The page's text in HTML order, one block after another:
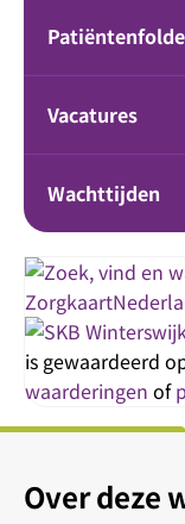
Vacatures
Wachttijden
is gewaardeerd
waarderingen of
Over deze